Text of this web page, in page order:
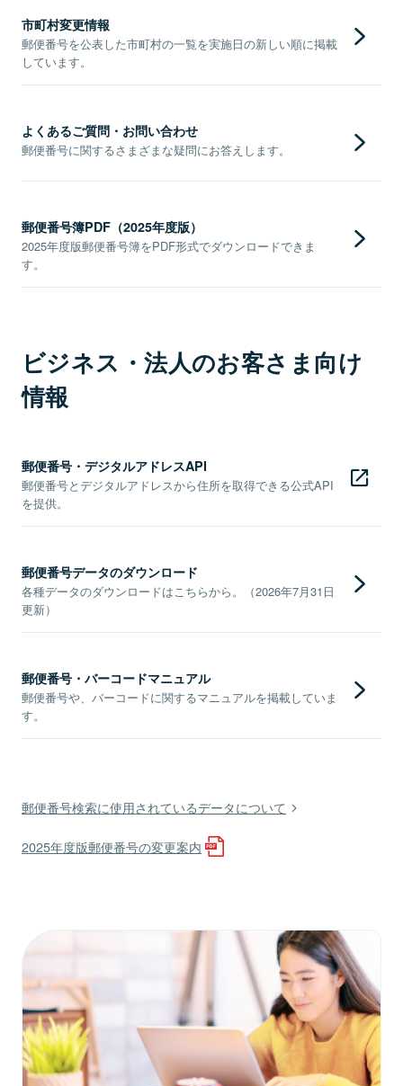
市町村変更情報
郵便番号を公表した市町村の一覧を実施日の新しい順に掲載
しています。
よくあるご質問・お問い合わせ
郵便番号に関するさまざまな疑問にお答えします。
郵便番号簿PDF（2025年度版）
2025年度版郵便番号簿をPDF形式でダウンロードできま
す。
ビジネス・法人のお客さま向け
情報
郵便番号・デジタルアドレスAPI
郵便番号とデジタルアドレスから住所を取得できる公式API
を提供。
郵便番号データのダウンロード
各種データのダウンロードはこちらから。（2026年7月31日
更新）
郵便番号・バーコードマニュアル
郵便番号や、バーコードに関するマニュアルを掲載していま
す。
郵便番号検索に使用されているデータについて
2025年度版郵便番号の変更案内